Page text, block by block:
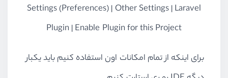
Settings (Preferences) | Other Settings | Laravel
Plugin | Enable Plugin for this Project
برای اینکه از تمام امکانات اون استفاده کنیم باید یکبار